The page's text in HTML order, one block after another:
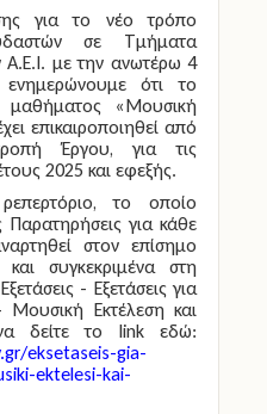
για το νέο τρόπο
σε Τμήματα
με την ανωτέρω 4
ενημερώνουμε ότι το
μαθήματος «Μουσική
επικαιροποιηθεί από
Έργου, για τις
2025 και εφεξής.
το οποίο
Παρατηρήσεις για κάθε
στον επίσημο
και συγκεκριμένα στη
Εξετάσεις - Εξετάσεις για
Μουσική Εκτέλεση και
δείτε το link εδώ:
eksetaseis-gia-
ektelesi-kai-